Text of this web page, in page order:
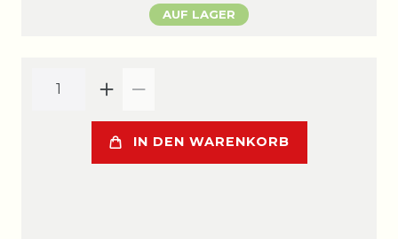
AUF LAGER
IN DEN WARENKORB